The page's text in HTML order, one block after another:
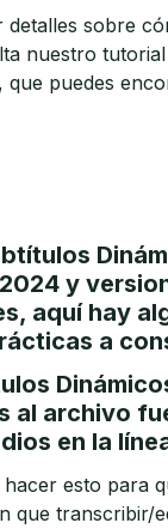
detalles sobre
nuestro
que puedes
y
aquí hay
a
al archivo
en la
hacer esto para
que transcribir/